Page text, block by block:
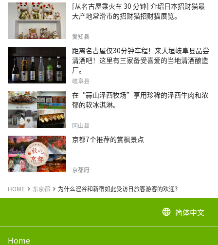
[从名古屋乘火车 30 分钟] 介绍日本招财猫最
大产地常滑市的招财猫招财猫展览。
爱知县
距离名古屋仅30分钟车程！来大垣岐阜县品尝
清酒吧！这里有三家备受喜爱的当地清酒酿造
厂。
岐阜县
在“蒜山泽西牧场”享用珍稀的泽西牛肉和浓
郁的软冰淇淋。
冈山县
京都7个推荐的赏枫景点
京都府
HOME 东京都 为什么涩谷和新宿如此受访日旅客游客的欢迎？
language 简体中文
Home